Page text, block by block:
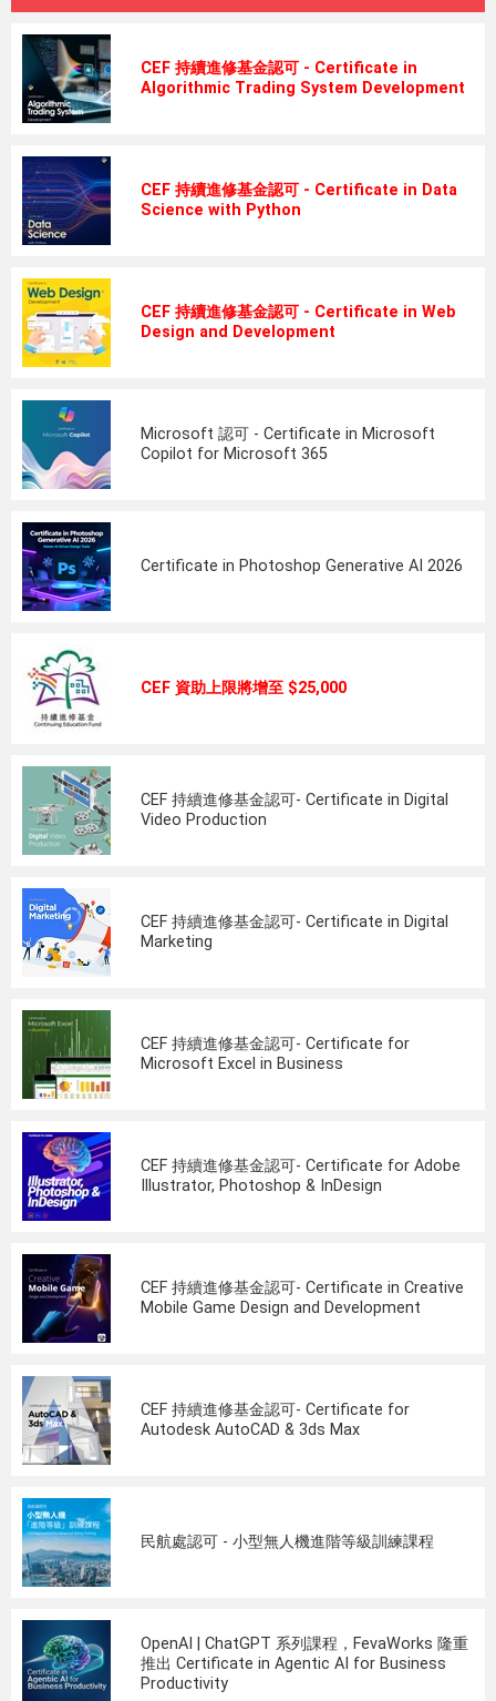
CEF 持續進修基金認可 - Certificate in
Algorithmic Trading System Development
CEF 持續進修基金認可 - Certificate in Data
Science with Python
CEF 持續進修基金認可 - Certificate in Web
Design and Development
Microsoft 認可 - Certificate in Microsoft
Copilot for Microsoft 365
Certificate in Photoshop Generative AI 2026
CEF 資助上限將增至 $25,000
CEF 持續進修基金認可- Certificate in Digital
Video Production
CEF 持續進修基金認可- Certificate in Digital
Marketing
CEF 持續進修基金認可- Certificate for
Microsoft Excel in Business
CEF 持續進修基金認可- Certificate for Adobe
Illustrator, Photoshop & InDesign
CEF 持續進修基金認可- Certificate in Creative
Mobile Game Design and Development
CEF 持續進修基金認可- Certificate for
Autodesk AutoCAD & 3ds Max
民航處認可 - 小型無人機進階等級訓練課程
OpenAI | ChatGPT 系列課程，FevaWorks 隆重
推出 Certificate in Agentic AI for Business
Productivity